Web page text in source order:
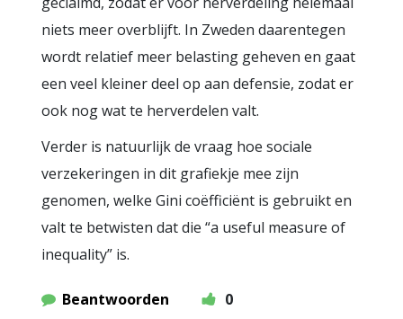
niets meer overblijft. In Zweden daarentegen
wordt relatief meer belasting geheven en gaat
een veel kleiner deel op aan defensie, zodat er
ook nog wat te herverdelen valt.
Verder is natuurlijk de vraag hoe sociale
verzekeringen in dit grafiekje mee zijn
genomen, welke Gini coëfficiënt is gebruikt en
valt te betwisten dat die “a useful measure of
inequality” is.
Beantwoorden
0